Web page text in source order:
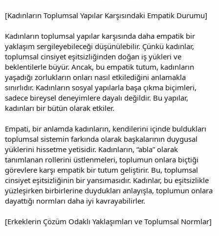
[Kadınların Toplumsal Yapılar Karşısındaki Empatik Durumu]
Kadınların toplumsal yapılar karşısında daha empatik bir
yaklaşım sergileyebileceği düşünülebilir. Çünkü kadınlar,
toplumsal cinsiyet eşitsizliğinden doğan iş yükleri ve
beklentilerle büyür. Ancak, bu empatik tutum, kadınların
yaşadığı zorlukların onları nasıl etkilediğini anlamakla
sınırlıdır. Kadınların sosyal yapılarla başa çıkma biçimleri,
sadece bireysel deneyimlere dayalı değildir. Bu yapılar,
kadınları bir bütün olarak etkiler.
Empati, bir anlamda kadınların, kendilerini içinde buldukları
toplumsal sistemin farkında olarak başkalarının duygusal
yüklerini hissetme yetisidir. Kadınların, “abla” olarak
tanımlanan rollerini üstlenmeleri, toplumun onlara biçtiği
görevlere karşı empatik bir tutum geliştirir. Bu, toplumsal
cinsiyet eşitsizliğinin bir yansımasıdır. Kadınlar, bu eşitsizlikle
yüzleşirken birbirlerine duydukları anlayışla, toplumun onlara
dayattığı normları daha iyi kavrayabilirler.
[Erkeklerin Çözüm Odaklı Yaklaşımları ve Toplumsal Normlar]